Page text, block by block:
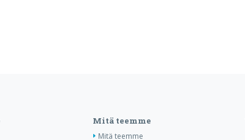
Mitä teemme
Mitä teemme